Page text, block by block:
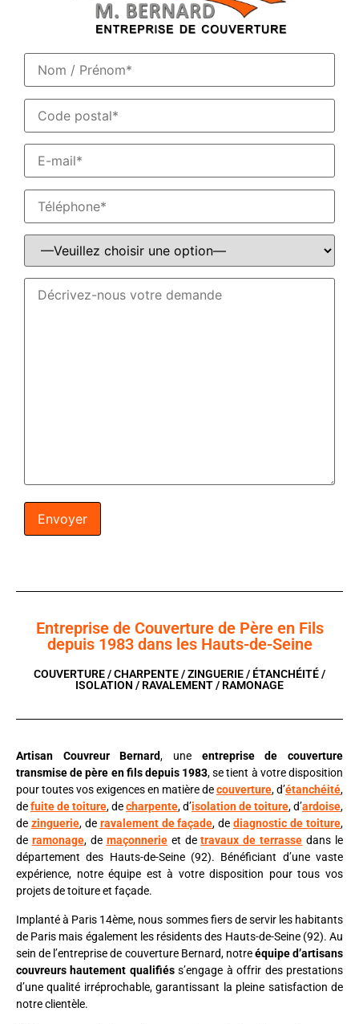
Entreprise de Couverture de Père en Fils
depuis 1983 dans les Hauts-de-Seine
COUVERTURE / CHARPENTE / ZINGUERIE / ÉTANCHÉITÉ /
ISOLATION / RAVALEMENT / RAMONAGE
Artisan Couvreur Bernard, une entreprise de couverture
transmise de père en fils depuis 1983, se tient à votre disposition
pour toutes vos exigences en matière decouverture, d’étanchéité,
defuite de toiture, decharpente, d’isolation de toiture, d’ardoise,
de zinguerie, de ravalement de façade, dediagnostic de toiture,
de ramonage, de maçonnerieet detravaux de terrasse dans le
département des Hauts-de-Seine (92). Bénéficiant d’une vaste
expérience, notre équipe est à votre disposition pour tous vos
projets de toiture et façade.
Implanté à Paris 14ème, nous sommes fiers de servir les habitants
de Paris mais également les résidents des Hauts-de-Seine (92). Au
sein de l’entreprise de couverture Bernard, notreéquipe d’artisans
couvreurs hautement qualifiéss’engage à offrir des prestations
d’une qualité irréprochable, garantissant la pleine satisfaction de
notre clientèle.